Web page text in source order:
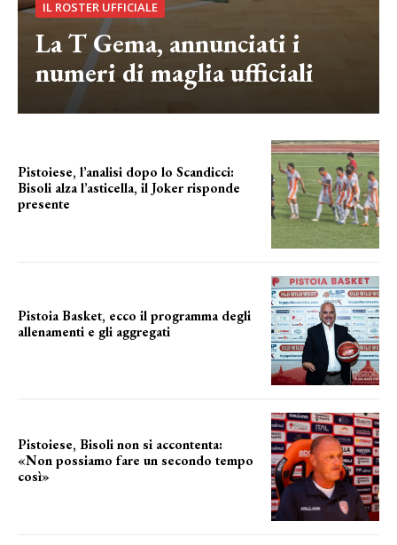
IL ROSTER UFFICIALE
La T Gema, annunciati i
numeri di maglia ufficiali
Pistoiese, l’analisi dopo lo Scandicci:
Bisoli alza l’asticella, il Joker risponde
presente
Pistoia Basket, ecco il programma degli
allenamenti e gli aggregati
Pistoiese, Bisoli non si accontenta:
«Non possiamo fare un secondo tempo
così»